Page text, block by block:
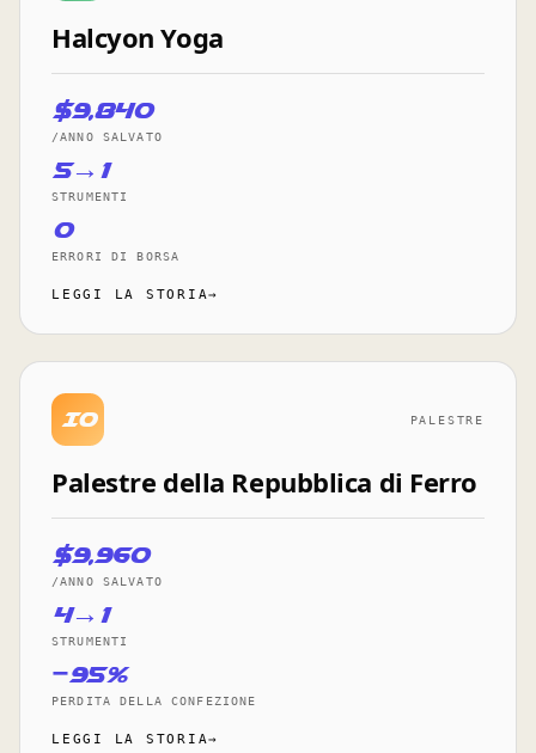
Halcyon Yoga
$9,840
/ANNO SALVATO
5→1
STRUMENTI
0
ERRORI DI BORSA
LEGGI LA STORIA→
Io PALESTRE
Palestre della Repubblica di Ferro
$9,960
/ANNO SALVATO
4→1
STRUMENTI
−95%
PERDITA DELLA CONFEZIONE
LEGGI LA STORIA→